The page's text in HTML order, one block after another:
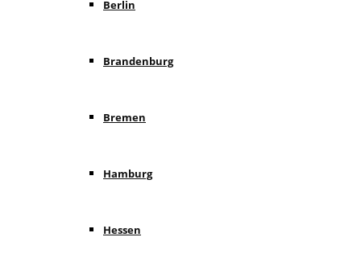
Berlin
Brandenburg
Bremen
Hamburg
Hessen